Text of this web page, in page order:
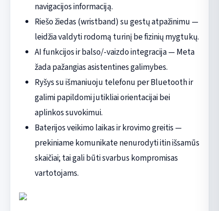
navigacijos informaciją.
Riešo žiedas (wristband) su gestų atpažinimu —
leidžia valdyti rodomą turinį be fizinių mygtukų.
AI funkcijos ir balso/-vaizdo integracija — Meta
žada pažangias asistentines galimybes.
Ryšys su išmaniuoju telefonu per Bluetooth ir
galimi papildomi jutikliai orientacijai bei
aplinkos suvokimui.
Baterijos veikimo laikas ir krovimo greitis —
prekiniame komunikate nenurodyti itin išsamūs
skaičiai; tai gali būti svarbus kompromisas
vartotojams.